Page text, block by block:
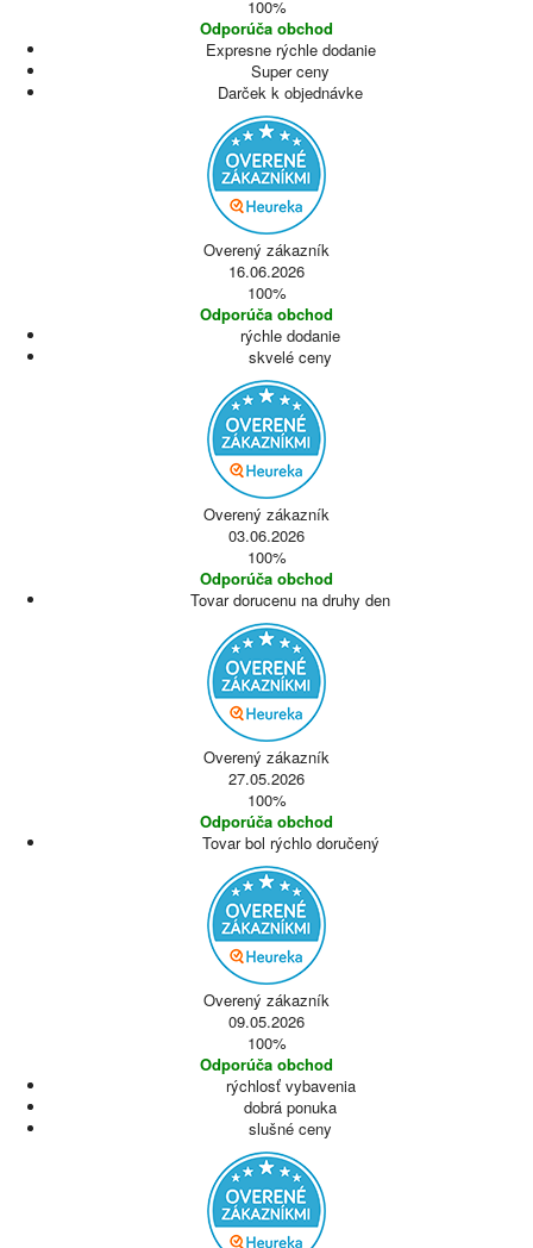
100%
Odporúča obchod
Expresne rýchle dodanie
Super ceny
Darček k objednávke
Overený zákazník
16.06.2026
100%
Odporúča obchod
rýchle dodanie
skvelé ceny
Overený zákazník
03.06.2026
100%
Odporúča obchod
Tovar dorucenu na druhy den
Overený zákazník
27.05.2026
100%
Odporúča obchod
Tovar bol rýchlo doručený
Overený zákazník
09.05.2026
100%
Odporúča obchod
rýchlosť vybavenia
dobrá ponuka
slušné ceny